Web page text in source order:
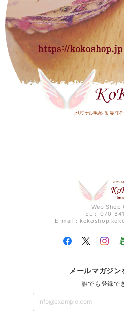
Web Shop
TEL： 070-
E-mail：
メールマガジン
誰でも登録で